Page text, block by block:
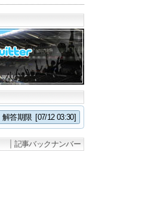
解答期限 [07/12 03:30]
記事バックナンバー